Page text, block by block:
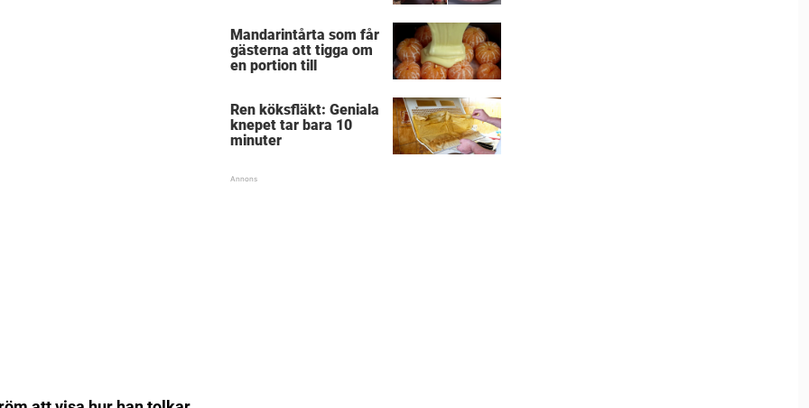
Mandarintårta som får
gästerna att tigga om
en portion till
Ren köksfläkt: Geniala
knepet tar bara 10
minuter